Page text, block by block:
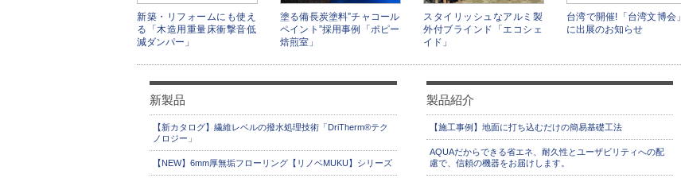
新築・リフォームにも使え
る「木造用重量床衝撃音低
減ダンパー」
塗る備長炭塗料”チャコール
ペイント”採用事例「ポピー
焙煎室」
スタイリッシュなアルミ製
外付ブラインド「エコシェ
イド」
台湾で開催!「台湾文博会」
に出展のお知らせ
新製品
【新カタログ】繊維レベルの撥水処理技術「DriTherm®テク
ノロジー」
【NEW】6mm厚無垢フローリング【リノベMUKU】シリーズ
製品紹介
【施工事例】地面に打ち込むだけの簡易基礎工法
AQUAだからできる省エネ、耐久性とユーザビリティへの配
慮で、信頼の機器をお届けします。